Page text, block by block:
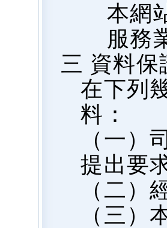
本網
服務
三 資料保
在下列
料：
（一）
提出要
（二）
（三）